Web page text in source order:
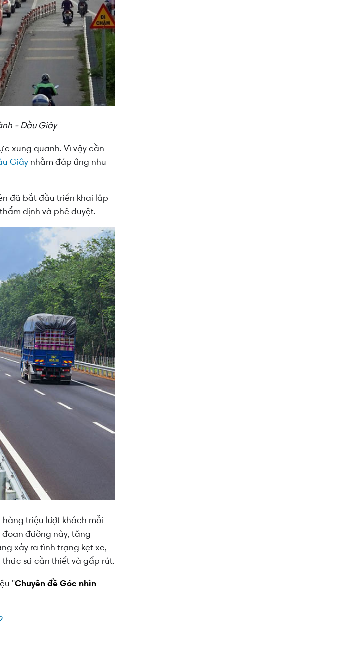
- Dầu Giây
xung quanh. Vì vậy cần
Giây nhằm đáp ứng nhu
đã bắt đầu triển khai lập
định và phê duyệt.
triệu lượt khách mỗi
đường này, tăng
xảy ra tình trạng kẹt xe,
thực sự cần thiết và gấp rút.
"Chuyên đề Góc nhìn